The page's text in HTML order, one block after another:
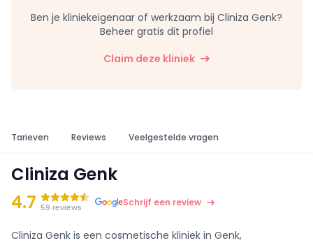
Ben je kliniekeigenaar of werkzaam bij Cliniza Genk?
Beheer gratis dit profiel
Claim deze kliniek
Tarieven Reviews Veelgestelde vragen
Cliniza Genk
4.7 59 reviews Schrijf een review
Cliniza Genk is een cosmetische kliniek in Genk,